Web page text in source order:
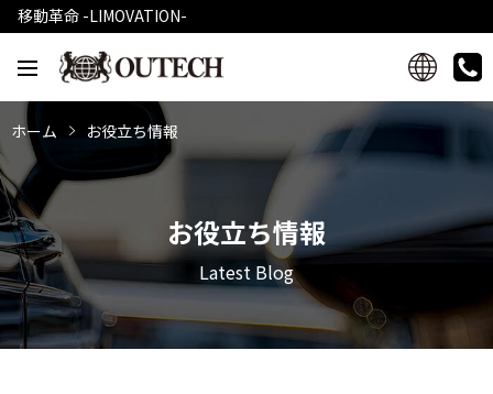
移動革命 -LIMOVATION-
ホーム お役立ち情報
お役立ち情報
Latest Blog